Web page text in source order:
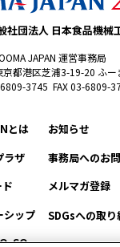
社団法人 日本食品機械
JAPAN 運営事務局
都港区芝浦3-19-20 ふー
3745 FAX 03-6809-
とは
ラザ
シップ
SO
お知らせ
事務局へのお
メルマガ登録
SDGsへの取り